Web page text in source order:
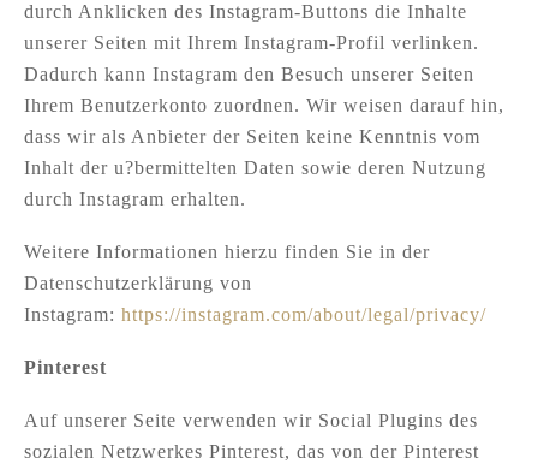
durch Anklicken des Instagram-Buttons die Inhalte
unserer Seiten mit Ihrem Instagram-Profil verlinken.
Dadurch kann Instagram den Besuch unserer Seiten
Ihrem Benutzerkonto zuordnen. Wir weisen darauf hin,
dass wir als Anbieter der Seiten keine Kenntnis vom
Inhalt der u?bermittelten Daten sowie deren Nutzung
durch Instagram erhalten.
Weitere Informationen hierzu finden Sie in der
Datenschutzerklärung von
Instagram: https://instagram.com/about/legal/privacy/
Pinterest
Auf unserer Seite verwenden wir Social Plugins des
sozialen Netzwerkes Pinterest, das von der Pinterest